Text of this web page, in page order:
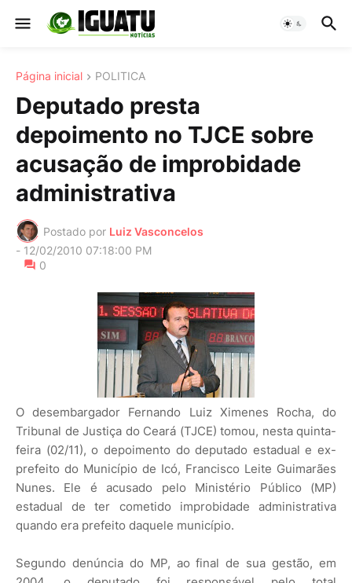
Página inicial POLITICA
Deputado presta
depoimento no TJCE sobre
acusação de improbidade
administrativa
Postado por Luiz Vasconcelos
- 12/02/2010 07:18:00 PM
0
O desembargador Fernando Luiz Ximenes Rocha, do
Tribunal de Justiça do Ceará (TJCE) tomou, nesta quinta-
feira (02/11), o depoimento do deputado estadual e ex-
prefeito do Município de Icó, Francisco Leite Guimarães
Nunes. Ele é acusado pelo Ministério Público (MP)
estadual de ter cometido improbidade administrativa
quando era prefeito daquele município.
Segundo denúncia do MP, ao final de sua gestão, em